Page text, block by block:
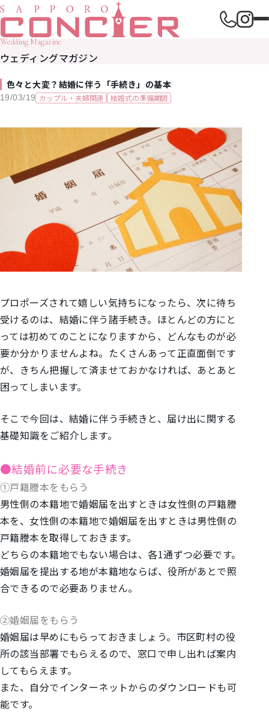
Wedding Magazine
ウェディングマガジン
色々と大変？結婚に伴う「手続き」の基本
19/03/19 カップル・夫婦関連 結婚式の準備期間
プロポーズされて嬉しい気持ちになったら、次に待ち
受けるのは、 結婚に伴う諸手続き。ほとんどの方にと
っては初めてのことになりますから、どんなものが必
要か分かりませんよね。 たくさんあって正直面倒です
が、きちん把握して済ませておかなければ、あとあと
困ってしまいます。
そこで今回は、結婚に伴う手続きと、届け出に関する
基礎知識をご紹介します。
●結婚前に必要な手続き
①戸籍謄本をもらう
男性側の本籍地で婚姻届を出すときは女性側の戸籍謄
本を、女性側の本籍地で婚姻届を出すときは男性側の
戸籍謄本を取得しておきます。
どちらの本籍地でもない場合は、各1通ずつ必要です。
婚姻届を提出する地が本籍地ならば、役所があとで照
合できるので必要ありません。
②婚姻届をもらう
婚姻届は早めにもらっておきましょう。 市区町村の役
所の該当部署でもらえるので、窓口で申し出れば案内
してもらえます。
また、自分でインターネットからのダウンロードも可
能です。